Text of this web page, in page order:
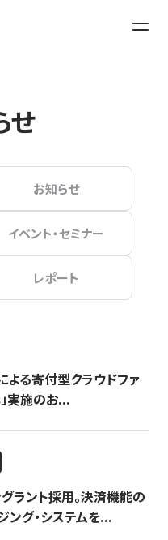
せ
お知らせ
イベント・セミナー
レポート
よる寄付型クラウドファ
実施のお...
ラント採用。決済機能の
グ・システムを...